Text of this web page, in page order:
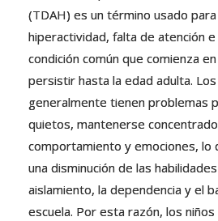
(TDAH) es un término usado
hiperactividad, falta de atención e
condición común que comienza
persistir hasta la edad adulta.
generalmente tienen problemas
quietos, mantenerse
comportamiento y emociones, lo
una disminución de las
aislamiento, la dependencia y el
escuela. Por esta razón, los